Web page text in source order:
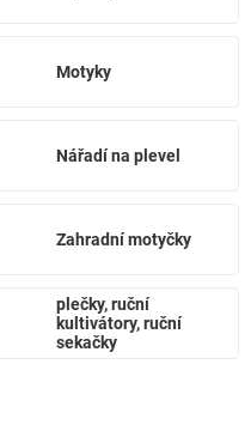
Motyky
Nářadí na plevel
Zahradní motyčky
plečky, ruční
kultivátory, ruční
sekačky